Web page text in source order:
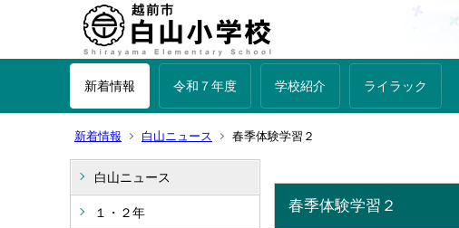
新着情報 令和７年度 学校紹介 ライラック
新着情報 白山ニュース 春季体験学習２
白山ニュース
１・２年 春季体験学習２